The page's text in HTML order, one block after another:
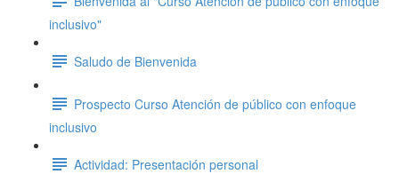
inclusivo"
Saludo de Bienvenida
Prospecto Curso Atención de público con enfoque
inclusivo
Actividad: Presentación personal